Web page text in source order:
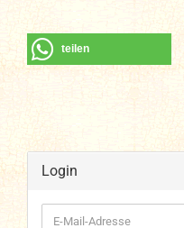
teilen
Login
E-